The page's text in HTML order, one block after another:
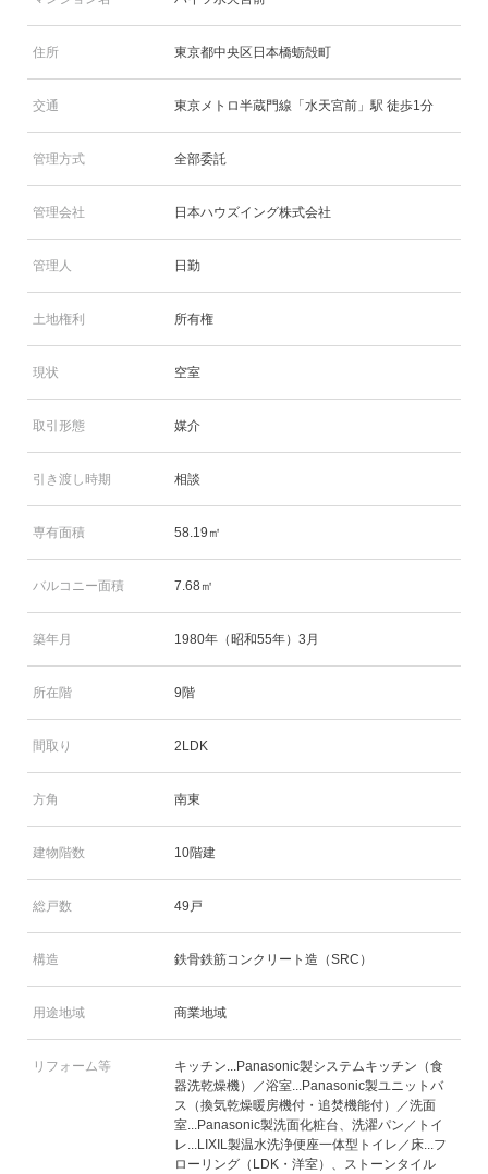
住所 東京都中央区日本橋蛎殻町
交通 東京メトロ半蔵門線「水天宮前」駅 徒歩1分
管理方式 全部委託
管理会社 日本ハウズイング株式会社
管理人 日勤
土地権利 所有権
現状 空室
取引形態 媒介
引き渡し時期 相談
専有面積 58.19㎡
バルコニー面積 7.68㎡
築年月 1980年（昭和55年）3月
所在階 9階
間取り 2LDK
方角 南東
建物階数 10階建
総戸数 49戸
構造 鉄骨鉄筋コンクリート造（SRC）
用途地域 商業地域
リフォーム等
キッチン...Panasonic製システムキッチン（食
器洗乾燥機）／浴室...Panasonic製ユニットバ
ス（換気乾燥暖房機付・追焚機能付）／洗面
室...Panasonic製洗面化粧台、洗濯パン／トイ
レ...LIXIL製温水洗浄便座一体型トイレ／床...フ
ローリング（LDK・洋室）、ストーンタイル